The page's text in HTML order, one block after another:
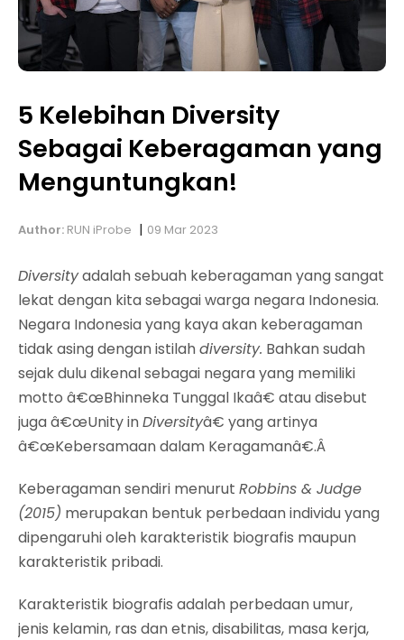
5 Kelebihan Diversity
Sebagai Keberagaman yang
Menguntungkan!
Author: RUN iProbe | 09 Mar 2023
Diversityadalah sebuah keberagaman yang sangat
lekat dengan kita sebagai warga negara Indonesia.
Negara Indonesia yang kaya akan keberagaman
tidak asing dengan istilahdiversity. Bahkan sudah
sejak dulu dikenal sebagai negara yang memiliki
motto â€œBhinneka Tunggal Ikaâ€ atau disebut
jugaâ€œUnity inDiversityâ€ yang artinya
â€œKebersamaan dalam Keragamanâ€.Â
Keberagaman sendiri menurut Robbins & Judge
(2015) merupakan bentuk perbedaan individu yang
dipengaruhi oleh karakteristik biografis maupun
karakteristik pribadi.
Karakteristik biografis adalah perbedaan umur,
jenis kelamin, ras dan etnis, disabilitas, masa kerja,